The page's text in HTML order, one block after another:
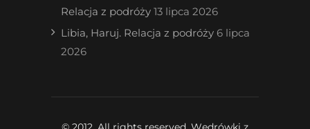
Relacja z podróży 13 lipca 2026
Libia, Haruj. Relacja z podróży 6 lipca
2026